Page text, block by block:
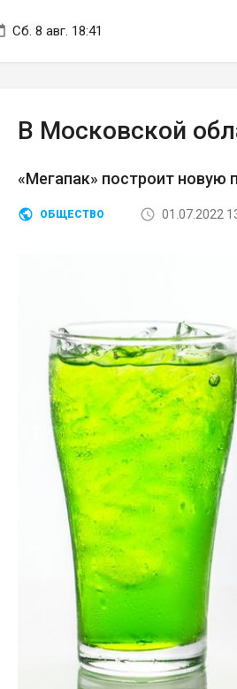
Сб. 8 авг. 18:41
В Московской
«Мегапак» построит новую
ОБЩЕСТВО 01.07.2022